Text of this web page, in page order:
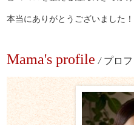
本当にありがとうございました！
Mama's profile / プロ